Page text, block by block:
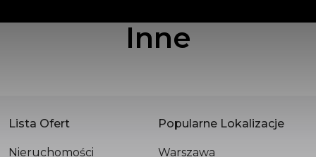
POLSKA SPÓŁKA WIELOBRANŻOWA SPÓŁKA
Z OGRANICZONĄ ODPOWIEDZIALNOŚCIĄ
Inne
Lista Ofert
Nieruchomości
Popularne Lokalizacje
Warszawa